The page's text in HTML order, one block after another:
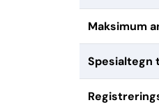
Maksimum
Spesialtegn